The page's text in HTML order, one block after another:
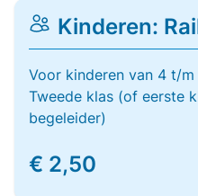
Kinderen:
Voor kinderen van 4 t/m
Tweede klas (of eerste
begeleider)
€ 2,50